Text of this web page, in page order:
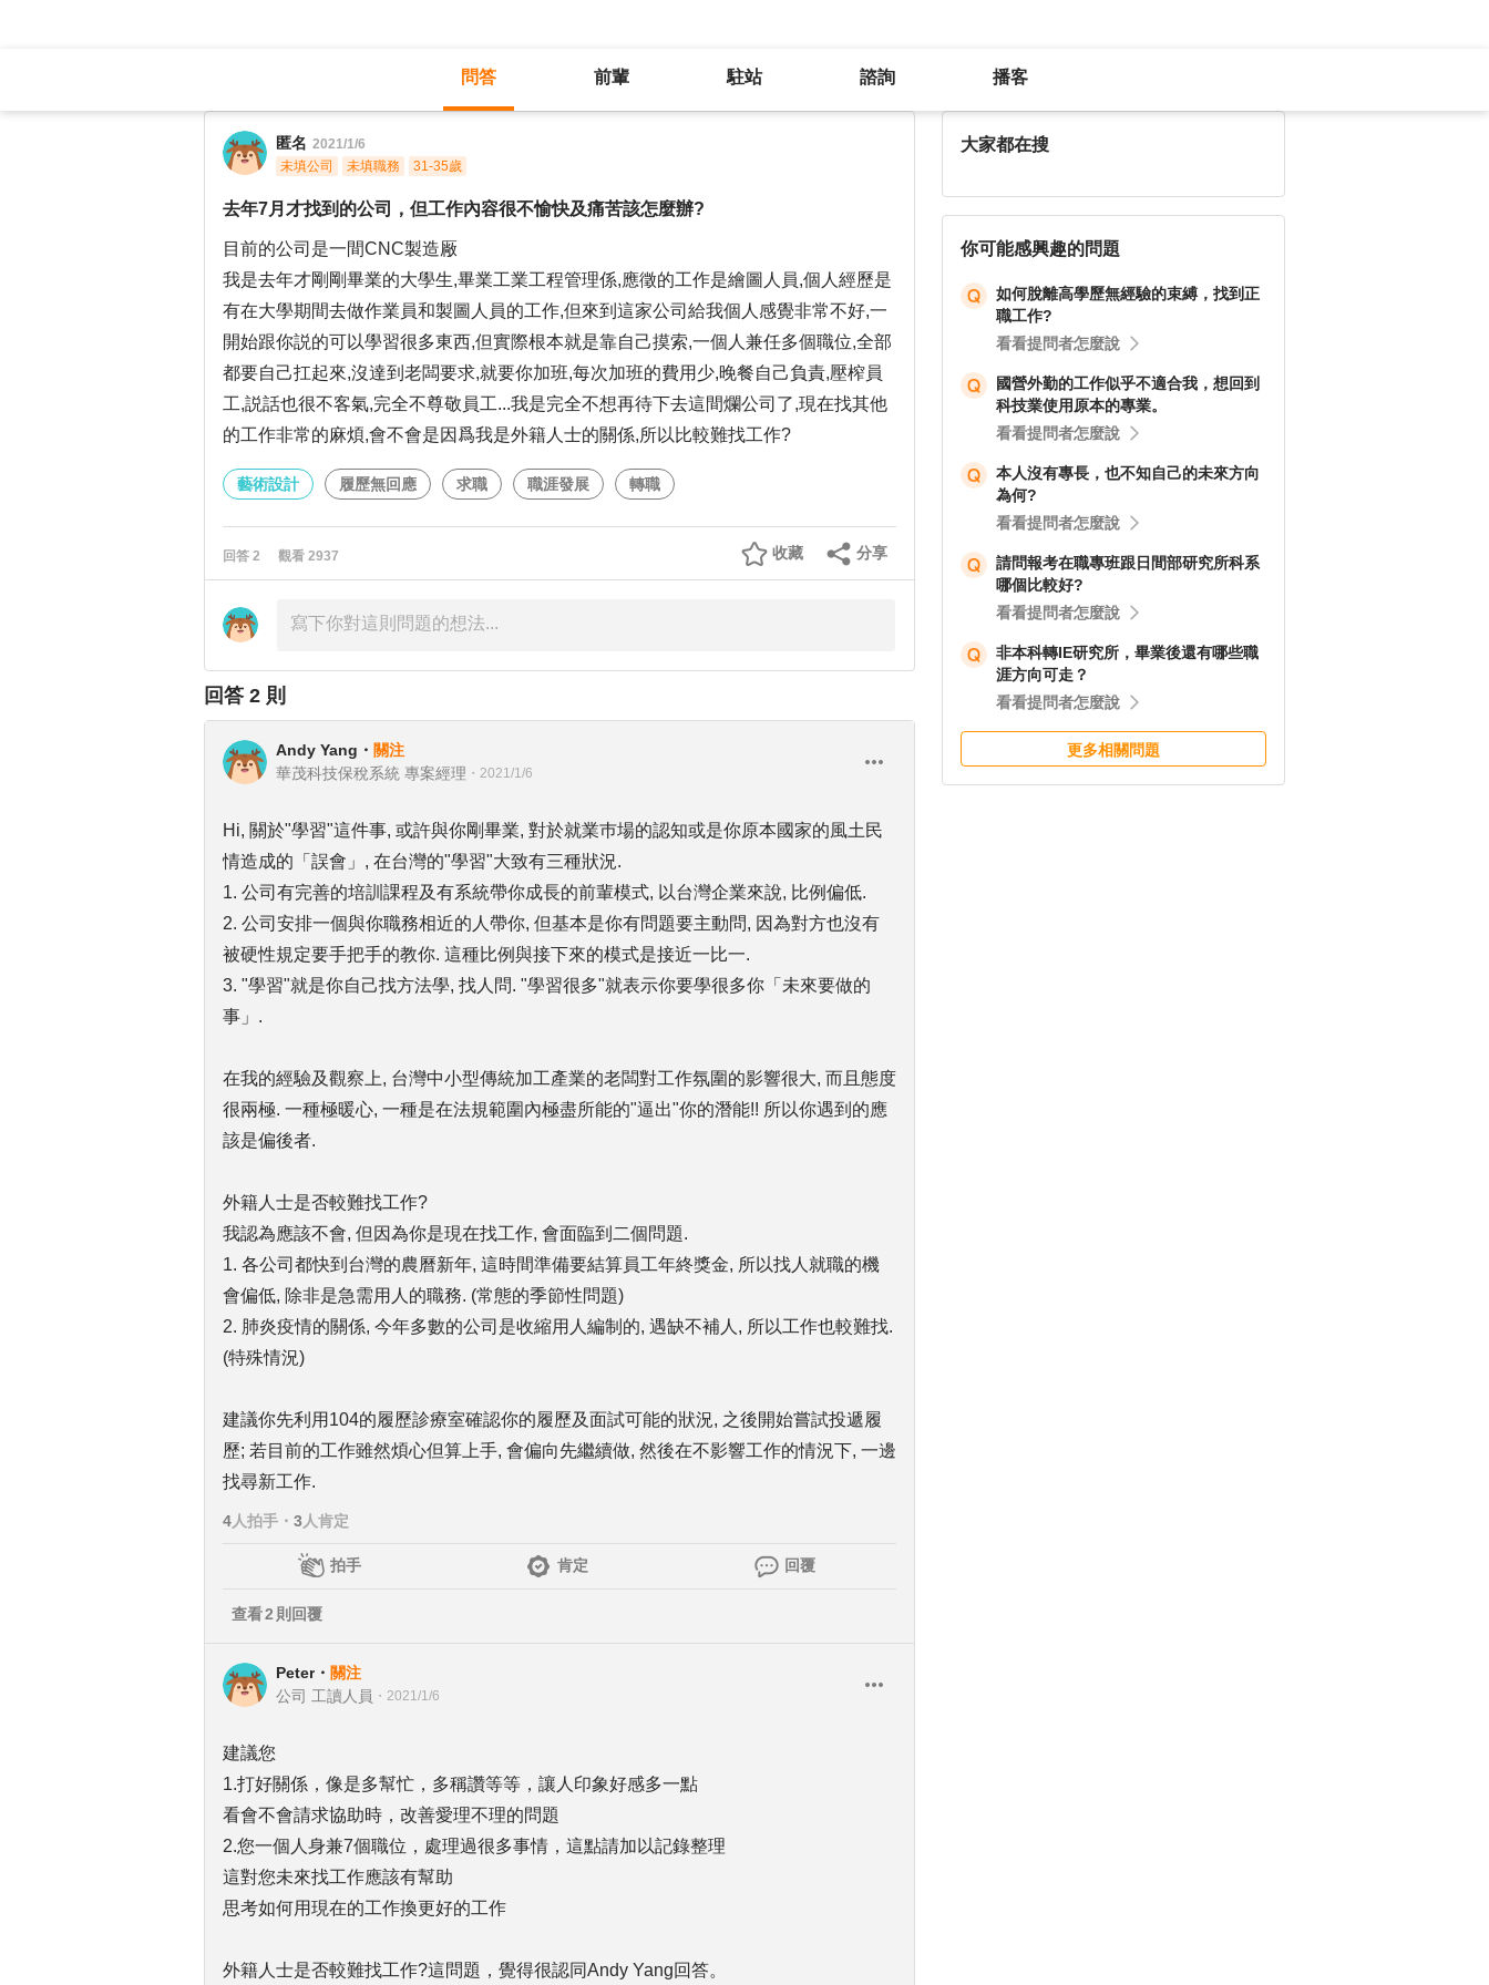
問答 前輩 駐站 諮詢 播客
匿名 2021/1/6
未填公司
未填職務 31-35歲
去年7月才找到的公司，但工作內容很不愉快及痛苦該怎麼辦?
目前的公司是一間CNC製造厰
我是去年才剛剛畢業的大學生,畢業工業工程管理係,應徵的工作是繪圖人員,個人經歷是
有在大學期間去做作業員和製圖人員的工作,但來到這家公司給我個人感覺非常不好,一
開始跟你説的可以學習很多東西,但實際根本就是靠自己摸索,一個人兼任多個職位,全部
都要自己扛起來,沒達到老闆要求,就要你加班,每次加班的費用少,晚餐自己負責,壓榨員
工,説話也很不客氣,完全不尊敬員工...我是完全不想再待下去這間爛公司了,現在找其他
的工作非常的麻煩,會不會是因爲我是外籍人士的關係,所以比較難找工作?
藝術設計 履歷無回應 求職 職涯發展 轉職
回答 2 觀看 2937 分享
收藏
回答 2 則
Andy Yang ・ 關注
華茂科技保稅系統 專案經理 ・ 2021/1/6
Hi, 關於"學習"這件事, 或許與你剛畢業, 對於就業巿場的認知或是你原本國家的風土民
情造成的「誤會」, 在台灣的"學習"大致有三種狀況.
1. 公司有完善的培訓課程及有系統帶你成長的前輩模式, 以台灣企業來說, 比例偏低.
2. 公司安排一個與你職務相近的人帶你, 但基本是你有問題要主動問, 因為對方也沒有
被硬性規定要手把手的教你. 這種比例與接下來的模式是接近一比一.
3. "學習"就是你自己找方法學, 找人問. "學習很多"就表示你要學很多你「未來要做的
事」.
在我的經驗及觀察上, 台灣中小型傳統加工產業的老闆對工作氛圍的影響很大, 而且態度
很兩極. 一種極暖心, 一種是在法規範圍內極盡所能的"逼出"你的潛能!! 所以你遇到的應
該是偏後者.
外籍人士是否較難找工作?
我認為應該不會, 但因為你是現在找工作, 會面臨到二個問題.
1. 各公司都快到台灣的農曆新年, 這時間準備要結算員工年終獎金, 所以找人就職的機
會偏低, 除非是急需用人的職務. (常態的季節性問題)
2. 肺炎疫情的關係, 今年多數的公司是收縮用人編制的, 遇缺不補人, 所以工作也較難找.
(特殊情況)
建議你先利用104的履歷診療室確認你的履歷及面試可能的狀況, 之後開始嘗試投遞履
歷; 若目前的工作雖然煩心但算上手, 會偏向先繼續做, 然後在不影響工作的情況下, 一邊
找尋新工作.
4人拍手 ・ 3人肯定
拍手 肯定 回覆
查看2 則回覆
Peter ・ 關注
公司 工讀人員 ・ 2021/1/6
建議您
1.打好關係，像是多幫忙，多稱讚等等，讓人印象好感多一點
看會不會請求協助時，改善愛理不理的問題
2.您一個人身兼7個職位，處理過很多事情，這點請加以記錄整理
這對您未來找工作應該有幫助
思考如何用現在的工作換更好的工作
外籍人士是否較難找工作?這問題，覺得很認同Andy Yang回答。
大家都在搜
你可能感興趣的問題
如何脫離高學歷無經驗的束縛，找到正
職工作?
看看提問者怎麼說
國營外勤的工作似乎不適合我，想回到
科技業使用原本的專業。
看看提問者怎麼說
本人沒有專長，也不知自己的未來方向
為何?
看看提問者怎麼說
請問報考在職專班跟日間部研究所科系
哪個比較好?
看看提問者怎麼說
非本科轉IE研究所，畢業後還有哪些職
涯方向可走？
看看提問者怎麼說
更多相關問題